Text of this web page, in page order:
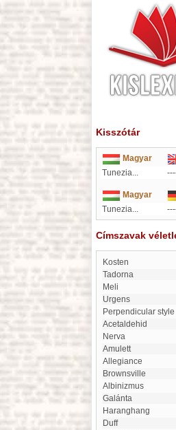
Kisszótár
Magyar
Tunezia...
Magyar
Tunezia...
Címszavak
Kosten
Tadorna
Meli
Urgens
perpendicular style
acetaldehid
Nerva
amulett
Allegiance
Brownsville
Albinizmus
Galánta
Haranghang
Duff